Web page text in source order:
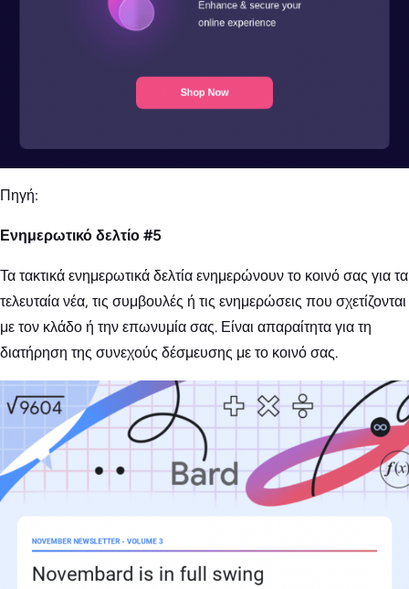
Πηγή:
Ενημερωτικό δελτίο #5
Τα τακτικά ενημερωτικά δελτία ενημερώνουν το κοινό σας για τα
τελευταία νέα, τις συμβουλές ή τις ενημερώσεις που σχετίζονται
με τον κλάδο ή την επωνυμία σας. Είναι απαραίτητα για τη
διατήρηση της συνεχούς δέσμευσης με το κοινό σας.